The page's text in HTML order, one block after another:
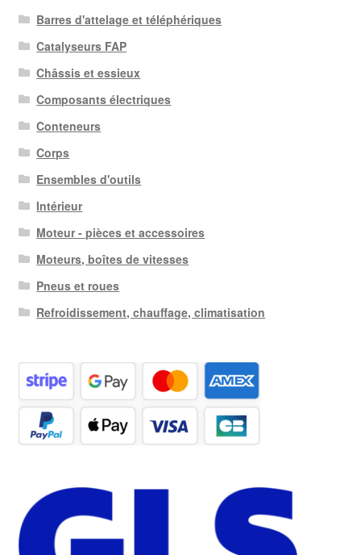
récent
au
plus
ancien
Barres d'attelage et téléphériques
Catalyseurs FAP
Châssis et essieux
Composants électriques
Conteneurs
Corps
Ensembles d'outils
Intérieur
Moteur - pièces et accessoires
Moteurs, boîtes de vitesses
Pneus et roues
Refroidissement, chauffage, climatisation